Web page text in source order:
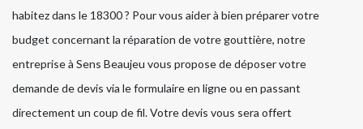
habitez dans le 18300 ? Pour vous aider à bien préparer votre
budget concernant la réparation de votre gouttière, notre
entreprise à Sens Beaujeu vous propose de déposer votre
demande de devis via le formulaire en ligne ou en passant
directement un coup de fil. Votre devis vous sera offert